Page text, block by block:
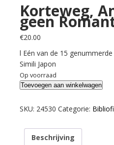
Korteweg,
geen
€20.00
l Eén van de 15
Simili Japon
Op voorraad
Korteweg,
Niks
Romantic
Agony.
Toevoegen aan winkelwagen
SKU: 24530 Categorie:
Beschrijving